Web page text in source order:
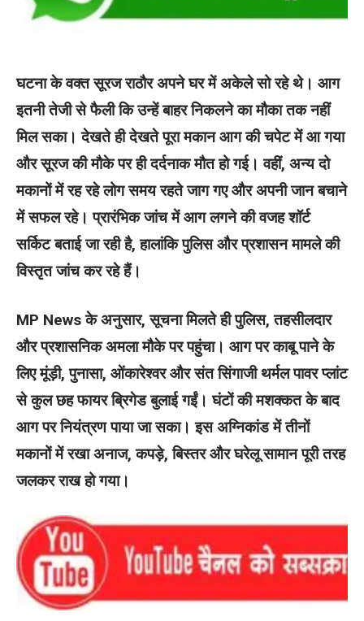
घटना के वक्त सूरज राठौर अपने घर में अकेले सो रहे थे। आग
इतनी तेजी से फैली कि उन्हें बाहर निकलने का मौका तक नहीं
मिल सका। देखते ही देखते पूरा मकान आग की चपेट में आ गया
और सूरज की मौके पर ही दर्दनाक मौत हो गई। वहीं, अन्य दो
मकानों में रह रहे लोग समय रहते जाग गए और अपनी जान बचाने
में सफल रहे। प्रारंभिक जांच में आग लगने की वजह शॉर्ट
सर्किट बताई जा रही है, हालांकि पुलिस और प्रशासन मामले की
विस्तृत जांच कर रहे हैं।
MP News के अनुसार, सूचना मिलते ही पुलिस, तहसीलदार
और प्रशासनिक अमला मौके पर पहुंचा। आग पर काबू पाने के
लिए मूंड़ी, पुनासा, ओंकारेश्वर और संत सिंगाजी थर्मल पावर प्लांट
से कुल छह फायर ब्रिगेड बुलाई गईं। घंटों की मशक्कत के बाद
आग पर नियंत्रण पाया जा सका। इस अग्निकांड में तीनों
मकानों में रखा अनाज, कपड़े, बिस्तर और घरेलू सामान पूरी तरह
जलकर राख हो गया।